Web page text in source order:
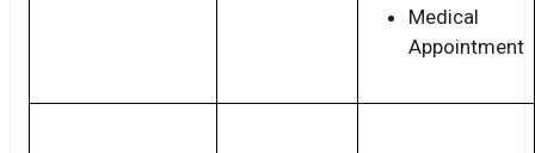
Medical
Appointment